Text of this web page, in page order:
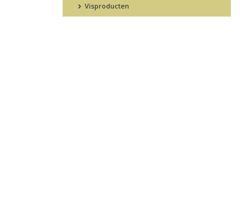
Visproducten